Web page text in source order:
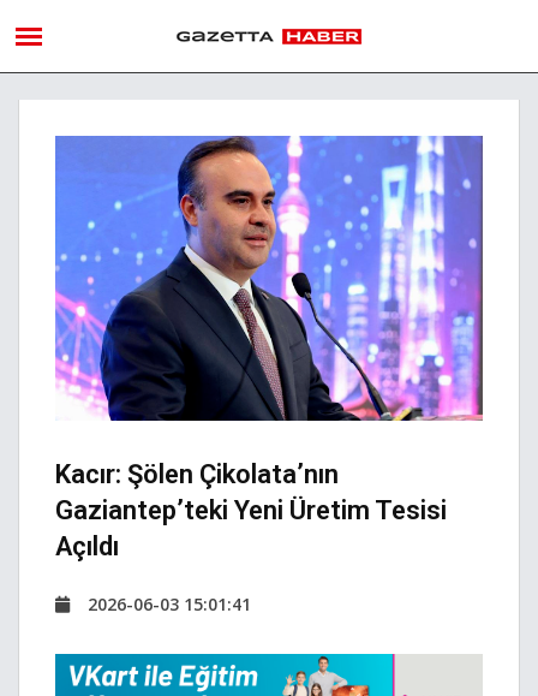
Kacır: Şölen Çikolata’nın
Gaziantep’teki Yeni Üretim Tesisi
Açıldı
2026-06-03 15:01:41